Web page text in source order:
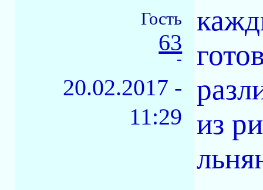
Гость
63
-
20.02.2017 -
11:29 из